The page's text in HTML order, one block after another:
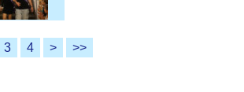
3 4 > >>